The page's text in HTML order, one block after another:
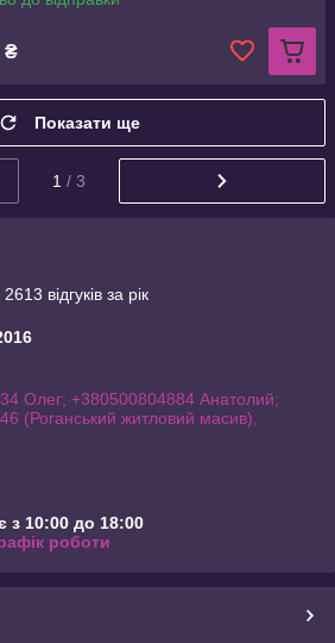
₴
Показати ще
1 / 3
відгуків за рік
Олег; +380500804884 Анатолий;
(Роганський житловий масив),
з 10:00 до 18:00
роботи